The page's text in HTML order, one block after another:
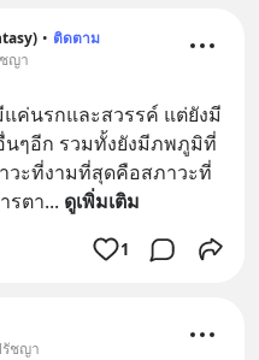
• ติดตาม
ญา
แค่นรกและสวรรค์ แต่ยังมี
ๆอีก รวมทั้งยังมีภพภูมิที่
วะที่งามที่สุดคือสภาวะที่
รตา... ดูเพิ่มเติม
1
รัชญา